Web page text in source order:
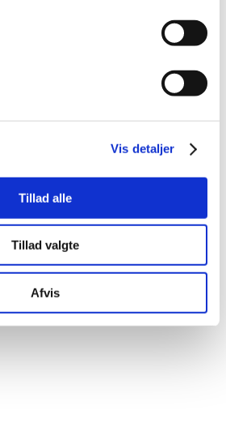
Vis detaljer
Tillad alle
Tillad valgte
Afvis